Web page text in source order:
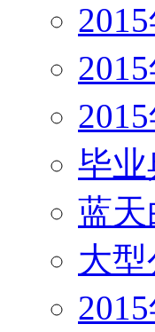
毕
蓝天
大